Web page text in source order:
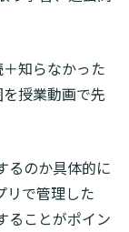
知らなかった
授業動画で先
るのか具体的に
リで管理した
ることがポイン